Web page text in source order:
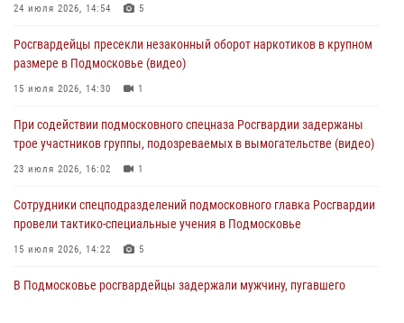
крупную сумму в Подмосковье
31 июля 2026, 13:00
действиях в Подмосковье (видео)
31 июля 2026, 09:00
24 июля 2026, 14:54 5
Росгвардейцы пресекли незаконный оборот наркотиков в крупном
размере в Подмосковье (видео)
15 июля 2026, 14:30 1
При содействии подмосковного спецназа Росгвардии задержаны
трое участников группы, подозреваемых в вымогательстве (видео)
23 июля 2026, 16:02 1
Сотрудники спецподразделений подмосковного главка Росгвардии
провели тактико-специальные учения в Подмосковье
15 июля 2026, 14:22 5
В Подмосковье росгвардейцы задержали мужчину, пугавшего